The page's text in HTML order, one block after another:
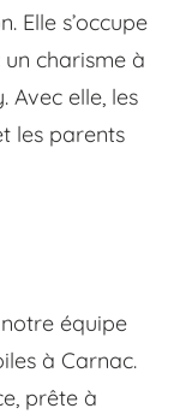
Elle s’occupe
charisme à
Avec elle, les
les parents
équipe
à Carnac.
prête à